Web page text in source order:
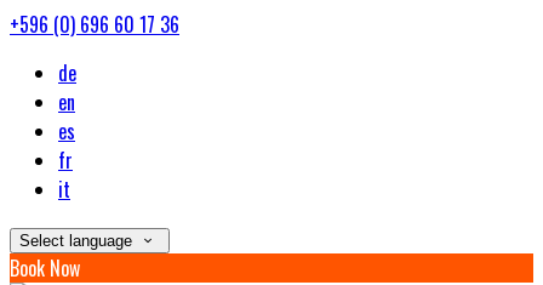
+596 (0) 696 60 17 36
de
en
es
fr
it
Select language
Book Now